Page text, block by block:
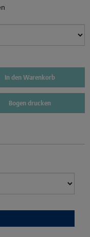
In den Warenkorb
Bogen drucken